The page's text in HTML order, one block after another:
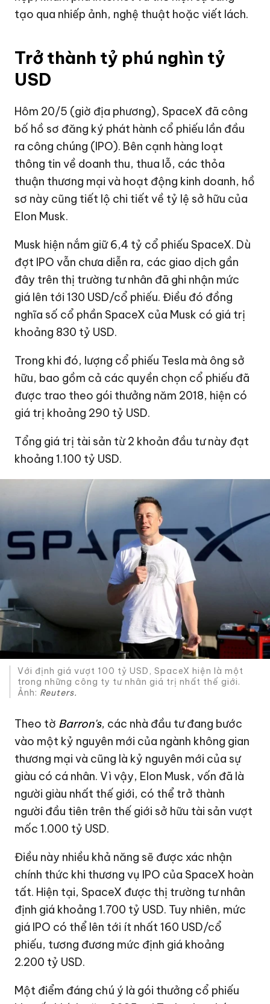
tạo qua nhiếp ảnh, nghệ thuật hoặc viết lách.
Trở thành tỷ phú nghìn tỷ
USD
Hôm 20/5 (giờ địa phương), SpaceX đã công
bố hồ sơ đăng ký phát hành cổ phiếu lần đầu
ra công chúng (IPO). Bên cạnh hàng loạt
thông tin về doanh thu, thua lỗ, các thỏa
thuận thương mại và hoạt động kinh doanh, hồ
sơ này cũng tiết lộ chi tiết về tỷ lệ sở hữu của
Elon Musk.
Musk hiện nắm giữ 6,4 tỷ cổ phiếu SpaceX. Dù
đợt IPO vẫn chưa diễn ra, các giao dịch gần
đây trên thị trường tư nhân đã ghi nhận mức
giá lên tới130 USD/cổ phiếu. Điều đó đồng
nghĩa số cổ phần SpaceX của Musk có giá trị
khoảng 830 tỷ USD.
Trong khi đó, lượng cổ phiếu Tesla mà ông sở
hữu, bao gồm cả các quyền chọn cổ phiếu đã
được trao theo gói thưởng năm 2018, hiện có
giá trị khoảng 290 tỷ USD.
Tổng giá trị tài sản từ 2 khoản đầu tư này đạt
khoảng1.100 tỷ USD.
Với định giá vượt 100 tỷ USD , SpaceX hiện là một
trong những công ty tư nhân giá trị nhất thế giới.
Ảnh: Reuters.
Theo tờ Barron's, các nhà đầu tư đang bước
vào một kỷ nguyên mới của ngành không gian
thương mại và cũng là kỷ nguyên mới của sự
giàu có cá nhân. Vì vậy, Elon Musk, vốn đã là
người giàu nhất thế giới, có thể trở thành
người đầu tiên trên thế giới sở hữu tài sản vượt
mốc1.000 tỷ USD.
Điều này nhiều khả năng sẽ được xác nhận
chính thức khi thương vụ IPO của SpaceX hoàn
tất. Hiện tại, SpaceX được thị trường tư nhân
định giá khoảng1.700 tỷ USD. Tuy nhiên, mức
giá IPO có thể lên tới ít nhất160 USD/cổ
phiếu, tương đương mức định giá khoảng
2.200 tỷ USD.
Một điểm đáng chú ý là gói thưởng cổ phiếu